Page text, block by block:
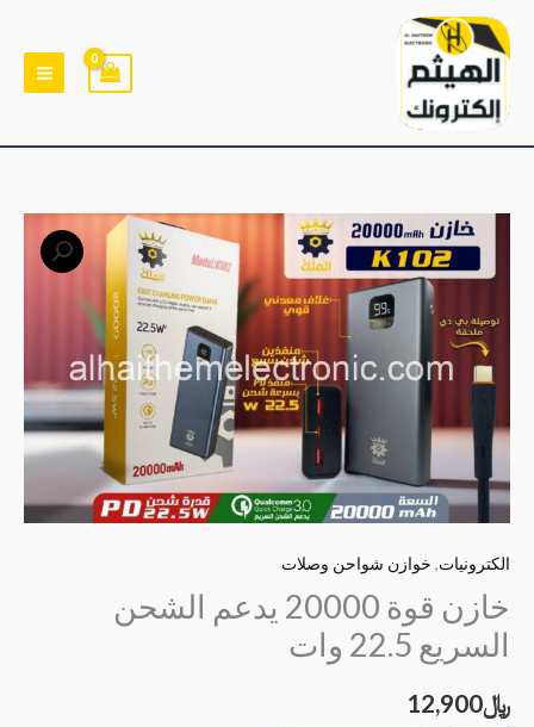
تخطي
المحتوى
الكترونيات, خوازن شواحن وصلات
خازن قوة 20000 يدعم الشحن
السريع 22.5 وات
﷼12,900
20000
يدعم
الشحن
22.5